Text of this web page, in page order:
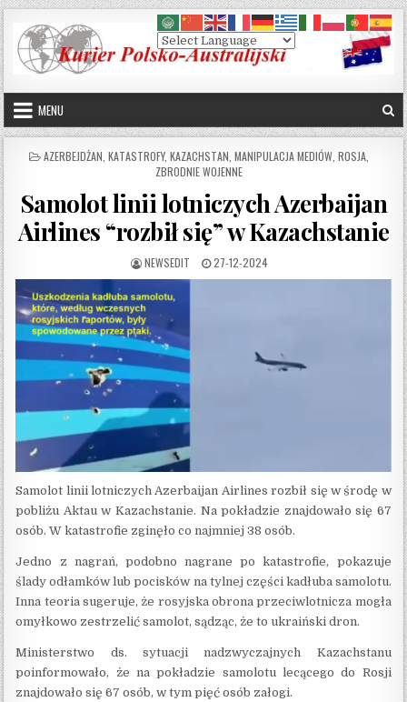
Skip to content
MENU
POSTED IN
AZERBEJDŻAN KATASTROFY, KAZACHSTAN MANIPULACJA MEDIÓW ROSJA
ZBRODNIE WOJENNE
Samolot linii lotniczych Azerbaijan
Airlines “rozbił się” w Kazachstanie
AUTHOR:
NEWSEDIT PUBLISHED DATE:
27-12-2024
Samolot linii lotniczych Azerbaijan Airlines rozbił się w środę w
pobliżu Aktau w Kazachstanie. Na pokładzie znajdowało się 67
osób. W katastrofie zginęło co najmniej 38 osób.
Jedno z nagrań, podobno nagrane po katastrofie, pokazuje
ślady odłamków lub pocisków na tylnej części kadłuba samolotu.
Inna teoria sugeruje, że rosyjska obrona przeciwlotnicza mogła
omyłkowo zestrzelić samolot, sądząc, że to ukraiński dron.
Ministerstwo ds. sytuacji nadzwyczajnych Kazachstanu
poinformowało, że na pokładzie samolotu lecącego do Rosji
znajdowało się 67 osób, w tym pięć osób załogi.